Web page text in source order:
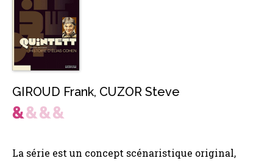
GIROUD Frank, CUZOR Steve
La série est un concept scénaristique original,